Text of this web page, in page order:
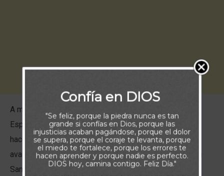
A menudo existe misterio alrededor de la persona del
Espíritu Santo: nuestra comprensión de quién es y qué
hace puede ser confusa. Sin embargo, no es posible
avanzar en la vida cristiana sin Su presencia. El Espíritu
Santo es el representante personal de Dios aquí en la
Confía en DIOS
"Se feliz, porque la piedra nunca es tan
grande si confías en Dios, porque las
injusticias acaban pagándose, porque el dolor
se supera, porque el coraje te levanta, porque
el miedo te fortalece, porque los errores te
hacen aprender y porque nadie es perfecto.
DIOS hoy, camina contigo. Feliz Día."